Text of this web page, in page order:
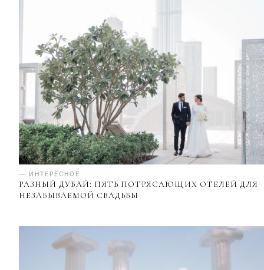
— ИНТЕРЕСНОЕ
РАЗНЫЙ ДУБАЙ: ПЯТЬ ПОТРЯСАЮЩИХ ОТЕЛЕЙ ДЛЯ
НЕЗАБЫВАЕМОЙ СВАДЬБЫ